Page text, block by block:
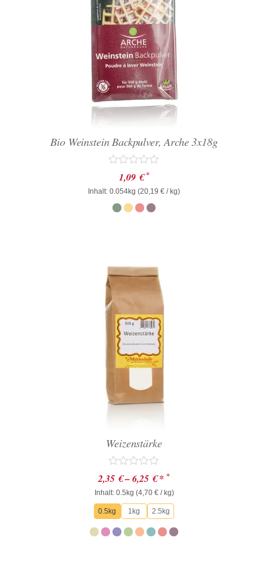
Bio Weinstein Backpulver, Arche 3x18g
Bewertet
mit
0
von
5
1,09 € *
Inhalt: 0.054kg (20,19 € / kg)
Weizenstärke
Bewertet
mit
0
von
5
2,35 €–6,25 €* *
Inhalt: 0.5kg (4,70 €/ kg)
0.5kg 1kg 2.5kg